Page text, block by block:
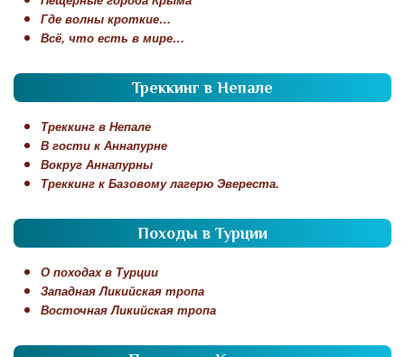
Где волны кроткие…
Всё, что есть в мире…
Треккинг в Непале
Треккинг в Непале
В гости к Аннапурне
Вокруг Аннапурны
Треккинг к Базовому лагерю Эвереста.
Походы в Турции
О походах в Турции
Западная Ликийская тропа
Восточная Ликийская тропа